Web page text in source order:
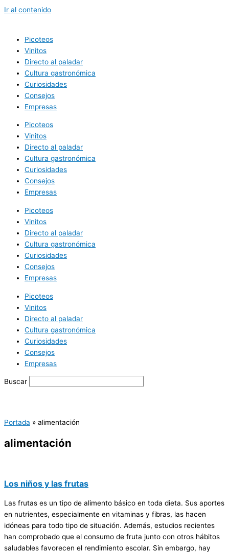
Ir al contenido
Picoteos
Vinitos
Directo al paladar
Cultura gastronómica
Curiosidades
Consejos
Empresas
Picoteos
Vinitos
Directo al paladar
Cultura gastronómica
Curiosidades
Consejos
Empresas
Picoteos
Vinitos
Directo al paladar
Cultura gastronómica
Curiosidades
Consejos
Empresas
Picoteos
Vinitos
Directo al paladar
Cultura gastronómica
Curiosidades
Consejos
Empresas
Buscar
Portada » alimentación
alimentación
Los niños y las frutas
Las frutas es un tipo de alimento básico en toda dieta. Sus aportes
en nutrientes, especialmente en vitaminas y fibras, las hacen
idóneas para todo tipo de situación. Además, estudios recientes
han comprobado que el consumo de fruta junto con otros hábitos
saludables favorecen el rendimiento escolar. Sin embargo, hay